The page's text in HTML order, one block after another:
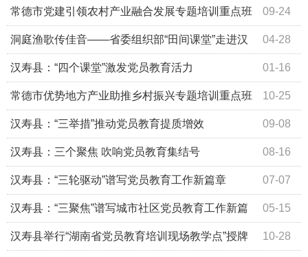
引领农村产业融合发展专题培训重点班侧记 09-24
常德市党建引领农村产业融合发展专题培训重点班
开班 04-28
洞庭渔歌传佳音——省委组织部“田间课堂”走进汉
寿县 01-16
汉寿县：“四个课堂”激发党员教育活力
10-25
常德市优势地方产业助推乡村振兴专题培训重点班
开班 09-08
汉寿县：“三举措”推动党员教育提质增效
08-16
汉寿县：三个聚焦 吹响党员教育集结号
07-07
汉寿县：“三轮驱动”谱写党员教育工作新篇章
05-15
汉寿县：“三聚焦”谱写城市社区党员教育工作新篇
章 10-28
汉寿县举行“湖南省党员教育培训现场教学点”授牌